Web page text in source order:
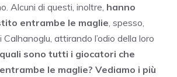
Alcuni di questi, inoltre, hanno
entrambe le maglie , spesso,
attirando l’odio della loro
sono tutti i giocatori che
le maglie? Vediamo i più